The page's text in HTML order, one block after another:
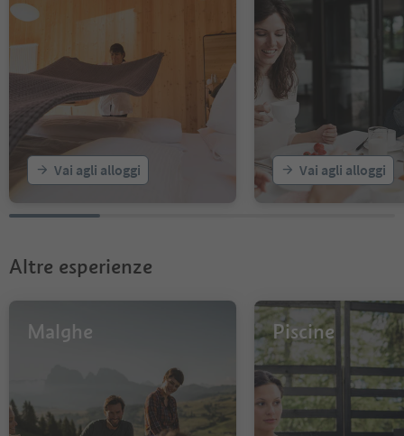
Vai agli alloggi Vai agli alloggi
Altre esperienze
Malghe Piscine